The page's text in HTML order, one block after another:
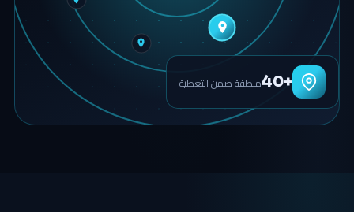
+40 منطقة ضمن التغطية